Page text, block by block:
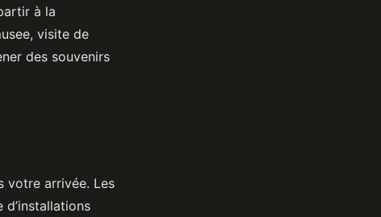
à la
visite de
des souvenirs
votre arrivée. Les